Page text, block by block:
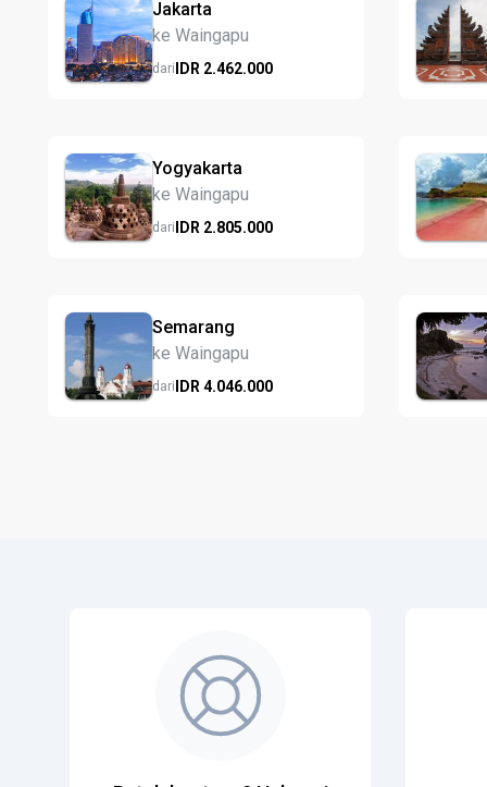
Jakarta
ke Waingapu
dariIDR 2.462.000
Yogyakarta
ke Waingapu
dariIDR 2.805.000
Semarang
ke Waingapu
dariIDR 4.046.000